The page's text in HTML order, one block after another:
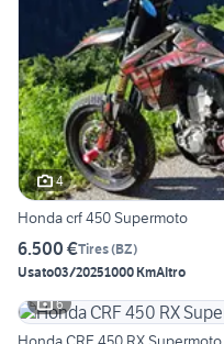
4
Honda crf 450 Supermoto
6.500 €Tires(BZ)
Usato03/20251000 KmAltro
6